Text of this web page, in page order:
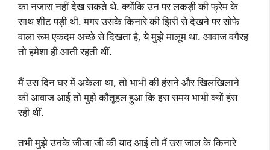
का नजारा नहीं देख सकते थे. क्योंकि उन पर लकड़ी की फ्रेम के
साथ शीट पड़ी थी. मगर उसके किनारे की झिरी से देखने पर सोफे
वाला रूम एकदम अच्छे से दिखता है, ये मुझे मालूम था. आवाज वगैरह
तो हमेशा ही आती रहती थीं.
मैं उस दिन घर में अकेला था, तो भाभी की हंसने और खिलखिलाने
की आवाज आई तो मुझे कौतूहल हुआ कि इस समय भाभी क्यों हंस
रही थीं.
तभी मुझे उनके जीजा जी की याद आई तो मैं उस जाल के किनारे